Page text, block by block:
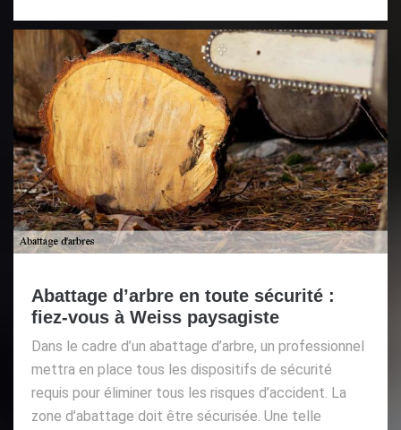
Abattage d’arbre en toute sécurité :
fiez-vous à Weiss paysagiste
Dans le cadre d’un abattage d’arbre, un professionnel
mettra en place tous les dispositifs de sécurité
requis pour éliminer tous les risques d’accident. La
zone d’abattage doit être sécurisée. Une telle